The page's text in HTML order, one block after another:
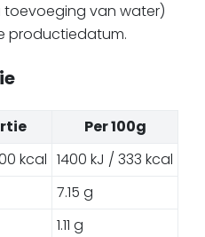
toevoeging van water)
productiedatum.
Per 100g
kcal 1400 kJ / 333 kcal
7.15 g
1.11 g